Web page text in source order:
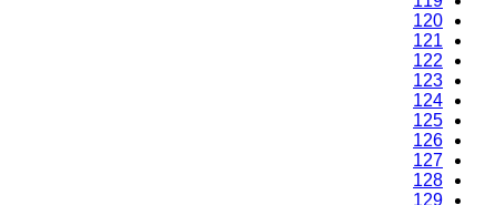
120
121
122
123
124
125
126
127
128
129